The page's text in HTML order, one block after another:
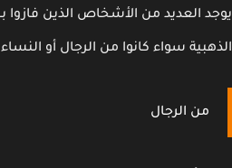
العديد من الأشخاص الذين فازوا
سواء كانوا من الرجال أو النساء
من الرجال